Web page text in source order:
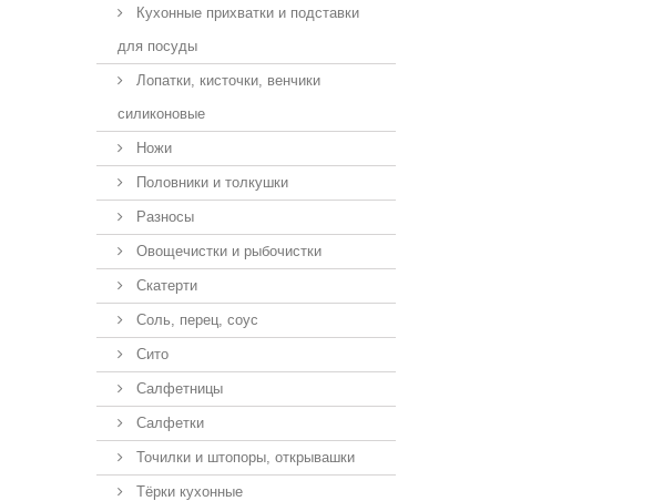
Кухонные прихватки и подставки
для посуды
Лопатки, кисточки, венчики
силиконовые
Ножи
Половники и толкушки
Разносы
Овощечистки и рыбочистки
Скатерти
Соль, перец, соус
Сито
Салфетницы
Салфетки
Точилки и штопоры, открывашки
Тёрки кухонные